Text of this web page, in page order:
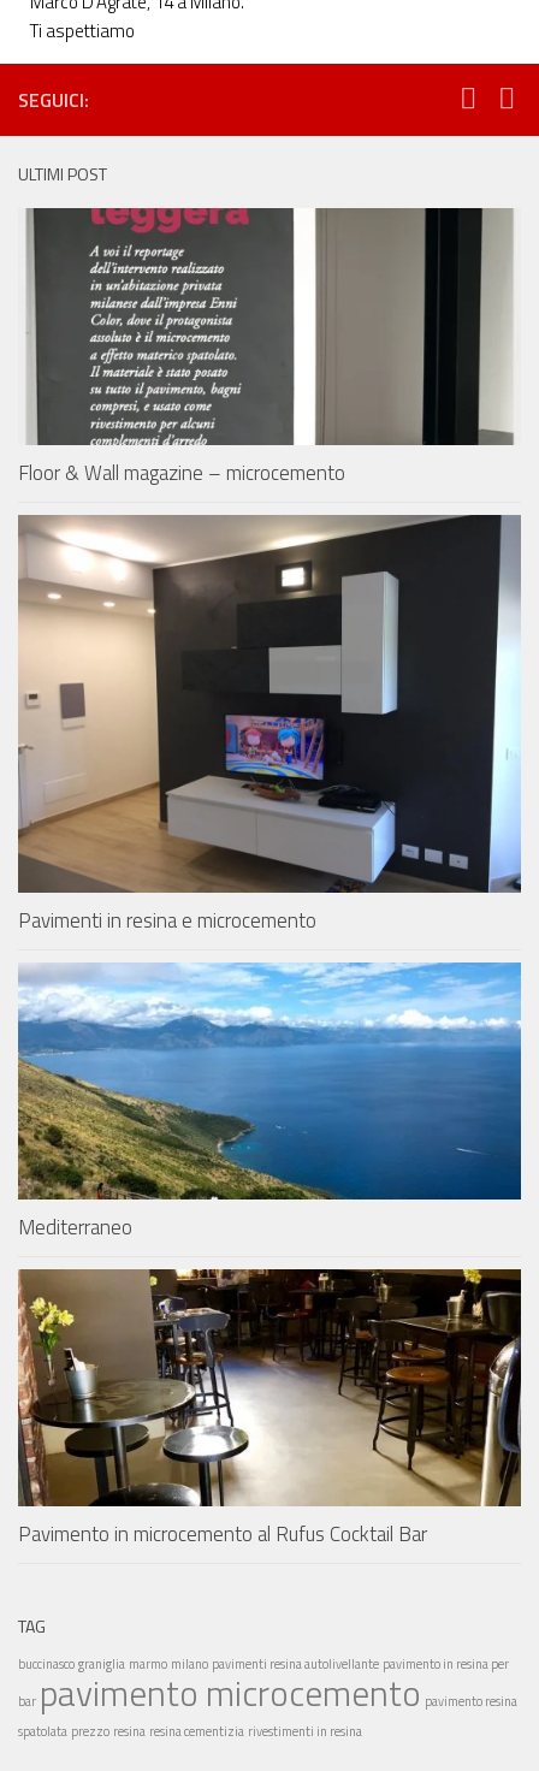
Ti aspettiamo
SEGUICI:
ULTIMI POST
Floor & Wall magazine – microcemento
Pavimenti in resina e microcemento
Mediterraneo
Pavimento in microcemento al Rufus Cocktail Bar
TAG
buccinascograniglia marmo milano pavimenti resina autolivellante pavimento in resina per
bar pavimento microcemento pavimento resina
spatolata prezzo resina resina cementizia rivestimenti in resina